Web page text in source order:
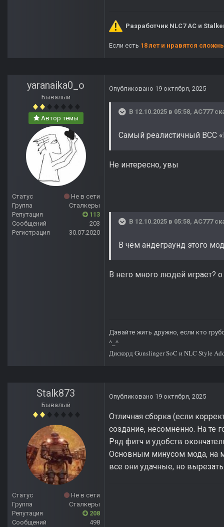
Разработчик NLC7 AC и
Если есть 18 лет и нравятся
yaranaika0_o
Бывалый
Автор темы
Статус
Не в сети
Группа
Сталкеры
Репутация
113
Сообщений
203
Регистрация
30.07.2020
Опубликовано 19 октября, 2025
В 12.10.2025 в 05:58, AC777
Самый реалистичный ВСС
Не интересно, увы
В 12.10.2025 в 05:58, AC777
В чём андеграунд этого
В него много людей играет?
Давайте жить дружно, если кто
^_^
Дискорд Gunslinger SoC и NLC Style
Stalk873
Бывалый
Статус
Не в сети
Группа
Сталкеры
Репутация
208
Сообщений
498
Опубликовано 19 октября, 2025
Отличная сборка (если
создание, несомненно. На те
Ряд фитч и удобств
Основным минусом мода, на
все они удачные, но